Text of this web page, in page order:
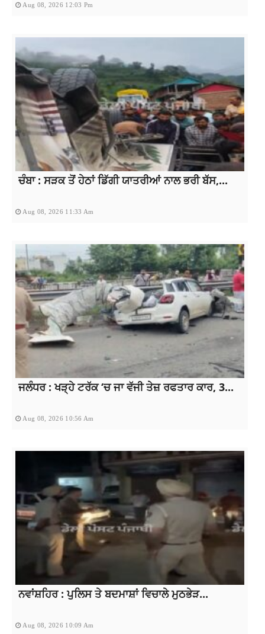
Aug 08, 2026 12:03 Pm
ਚੰਬਾ : ਸੜਕ ਤੋਂ ਹੇਠਾਂ ਡਿੱਗੀ ਯਾਤਰੀਆਂ ਨਾਲ ਭਰੀ ਬੱਸ,...
Aug 08, 2026 11:33 Am
ਜਲੰਧਰ : ਖੜ੍ਹੇ ਟਰੱਕ ‘ਚ ਜਾ ਵੱਜੀ ਤੇਜ਼ ਰਫਤਾਰ ਕਾਰ, 3...
Aug 08, 2026 10:56 Am
ਨਵਾਂਸ਼ਹਿਰ : ਪੁਲਿਸ ਤੇ ਬਦਮਾਸ਼ਾਂ ਵਿਚਾਲੇ ਮੁਠਭੇੜ...
Aug 08, 2026 10:09 Am